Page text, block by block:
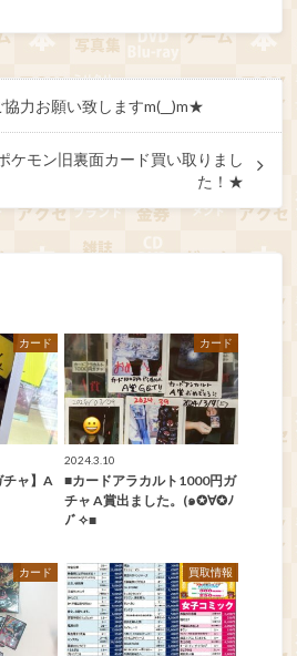
力お願い致しますm(__)m★
モン旧裏面カード買い取りまし
た！★
カード
チャ】A
カード
2024.3.10
■カードアラカルト1000円ガ
チャ A賞出ました。(๑✪∀✪ﾉ
ﾉﾞ✧■
カード 買取情報